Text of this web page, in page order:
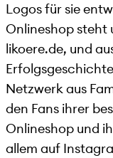
Logos für sie
Onlineshop steht
likoere.de, und
Netzwerk aus
den Fans ihrer
Onlineshop und
allem auf